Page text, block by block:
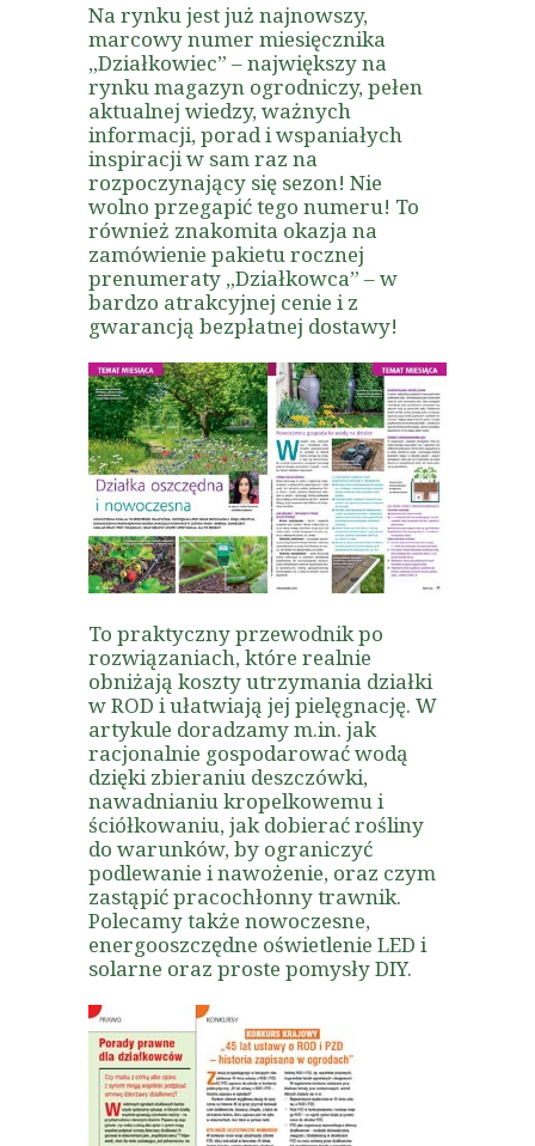
Na rynku jest już najnowszy,
marcowy numer miesięcznika
„Działkowiec” – największy na
rynku magazyn ogrodniczy, pełen
aktualnej wiedzy, ważnych
informacji, porad i wspaniałych
inspiracji w sam raz na
rozpoczynający się sezon! Nie
wolno przegapić tego numeru! To
również znakomita okazja na
zamówienie pakietu rocznej
prenumeraty „Działkowca” – w
bardzo atrakcyjnej cenie i z
gwarancją bezpłatnej dostawy!
To praktyczny przewodnik po
rozwiązaniach, które realnie
obniżają koszty utrzymania działki
w ROD i ułatwiają jej pielęgnację. W
artykule doradzamy m.in. jak
racjonalnie gospodarować wodą
dzięki zbieraniu deszczówki,
nawadnianiu kropelkowemu i
ściółkowaniu, jak dobierać rośliny
do warunków, by ograniczyć
podlewanie i nawożenie, oraz czym
zastąpić pracochłonny trawnik.
Polecamy także nowoczesne,
energooszczędne oświetlenie LED i
solarne oraz proste pomysły DIY.